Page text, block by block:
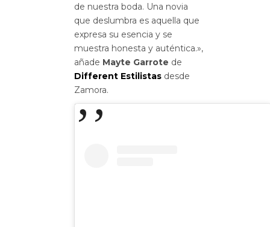
de nuestra boda. Una novia
que deslumbra es aquella que
expresa su esencia y se
muestra honesta y auténtica.»,
añade Mayte Garrote de
Different Estilistas desde
Zamora.